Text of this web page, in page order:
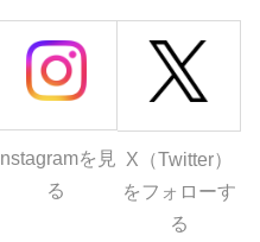
Instagramを見
る
X（Twitter）
をフォローす
る